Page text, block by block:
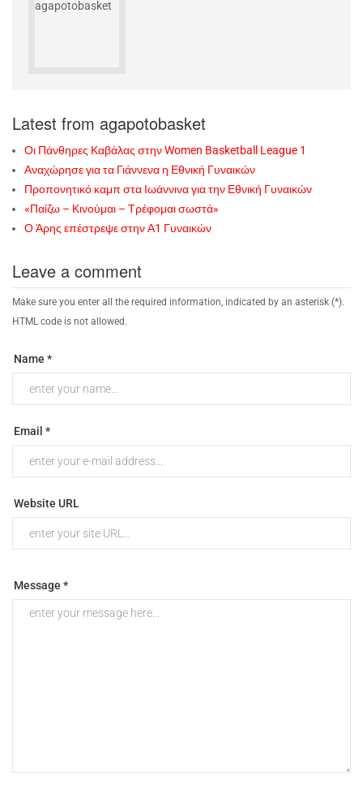
Latest from agapotobasket
Οι Πάνθηρες Καβάλας στην Women Basketball League 1
Αναχώρησε για τα Γιάννενα η Εθνική Γυναικών
Προπονητικό καμπ στα Ιωάννινα για την Εθνική Γυναικών
«Παίζω – Κινούμαι – Τρέφομαι σωστά»
Ο Άρης επέστρεψε στην Α1 Γυναικών
Leave a comment
Make sure you enter all the required information, indicated by an asterisk (*).
HTML code is not allowed.
Name *
Email *
Website URL
Message *